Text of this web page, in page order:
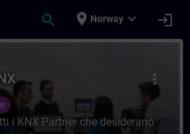
search place Norway expand_more login
KNX - Opplæring -
more_vert
i KNX Partner che desiderano